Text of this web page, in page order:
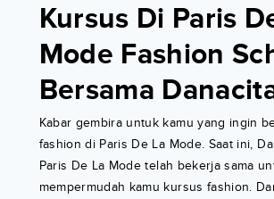
Kursus Di Paris
Mode Fashion
Bersama
Kabar gembira untuk kamu yang ingin
fashion di Paris De La Mode. Saat ini,
Paris De La Mode telah bekerja sama
mempermudah kamu kursus fashion.